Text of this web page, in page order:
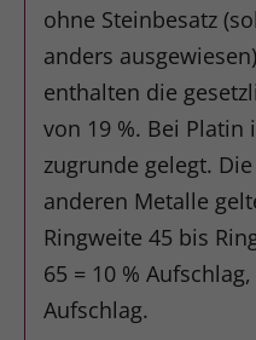
ohne Steinbesatz
anders
enthalten die
von 19 %. Bei Platin
zugrunde gelegt.
anderen Metalle
Ringweite 45 bis
65 = 10 %
Aufschlag.